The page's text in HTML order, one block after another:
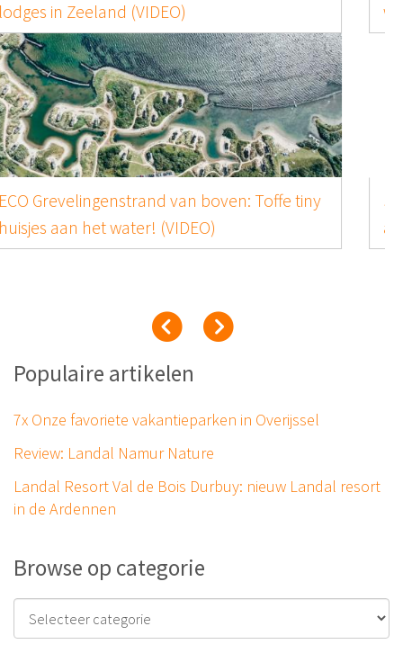
wauw! (VIDEO)
Strandpark Duynhille van boven: Top ligging
aan zee! (VIDEO)
Populaire artikelen
7x Onze favoriete vakantieparken in Overijssel
Review: Landal Namur Nature
Landal Resort Val de Bois Durbuy: nieuw Landal resort
in de Ardennen
Browse op categorie